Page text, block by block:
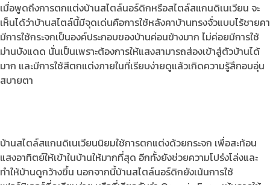
เมื่อพูดถึงการตกแต่งบ้านสไตล์นอร์ดิกหรือสไตล์สแกนดิเนเวียน จะ
เห็นได้ว่าบ้านสไตล์นี้มีจุดเด่นคือการใช้หลังคาบ้านทรงจั่วแบบไร้ชายคา
มีการใช้กระจกเป็นองค์ประกอบของบ้านค่อนข้างมาก ไม่ค่อยมีการใช้
ม่านบังแดด นั่นเป็นเพราะต้องการให้แสงสามารถส่องเข้าสู่ตัวบ้านได้
มาก และมีการใช้สีตกแต่งภายในที่เรียบง่ายดูแล้วเกิดความรู้สึกอบอุ่น
สบายตา
บ้านสไตล์สแกนดิเนเวียนนิยมใช้การตกแต่งด้วยกระจก เพื่อสะท้อน
แสงอาทิตย์ให้เข้าในบ้านให้มากที่สุด อีกทั้งยังช่วยความโปร่งโล่งและ
ทำให้บ้านดูกว้างขึ้น นอกจากนี้บ้านสไตล์นอร์ดิกยังเน้นการใช้